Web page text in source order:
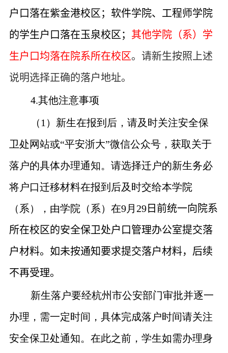
户口落在紫金港校区；软件学院、工程师学院
的学生户口落在玉泉校区； 其他学院（系）学
生户口均落在院系所在校区。请新生按照上述
说明选择正确的落户地址。
4.其他注意事项
（1 ）新生在报到后，请及时关注安全保
卫处网站或“平安浙大”微信公众号，获取关于
落户的具体办理通知。请选择迁户的新生务必
将户口迁移材料在报到后及时交给本学院
（系），由学院（系）在9月 29日前统一向院系
所在校区的安全保卫处户口管理办公室提交落
户材料。 如未按通知要求提交落户材料，后续
不再受理。
新生落户要经杭州市公安部门审批并逐一
办理，需一定时间，具体完成落户时间请关注
安全保卫处通知。在此之前，学生如需办理身